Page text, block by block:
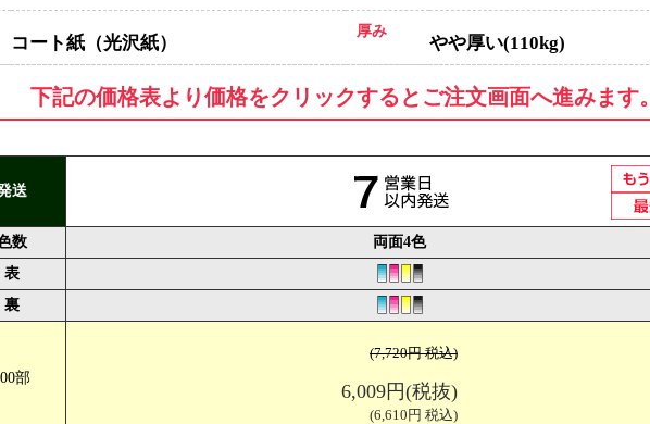
コート紙（光沢紙）
厚み
やや厚い(110kg)
下記の価格表より価格をクリックするとご注文画面へ進みます。
送
数
両面4色
表
裏
部
(7,720円 税込)
6,009円(税抜)
(6,610円 税込)